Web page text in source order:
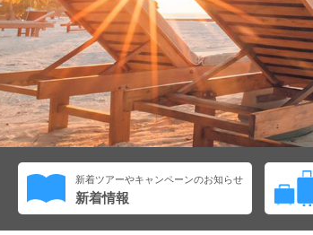
新着ツアーやキャンペーンのお知らせ
新着情報